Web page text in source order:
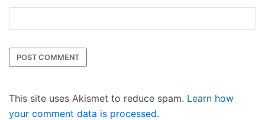
This site uses Akismet to reduce spam. Learn how
your comment data is processed.